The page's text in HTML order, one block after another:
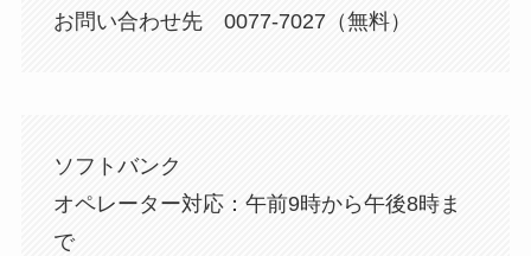
お問い合わせ先 0077-7027（無料）
ソフトバンク
オペレーター対応：午前9時から午後8時ま
で